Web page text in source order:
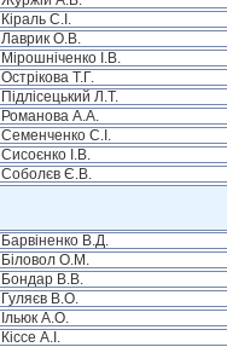
Кіраль С.І.
Лаврик О.В.
Мірошніченко І.В.
Острікова Т.Г.
Підлісецький Л.Т.
Романова А.А.
Семенченко С.І.
Сисоєнко І.В.
Соболєв Є.В.
Барвіненко В.Д.
Біловол О.М.
Бондар В.В.
Гуляєв В.О.
Ільюк А.О.
Кіссе А.І.